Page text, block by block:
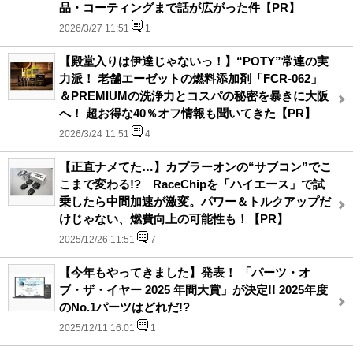
品・コーティングまで話が広がった件【PR】
2026/3/27 11:51 1
【殿堂入りは伊達じゃないっ！】“POTY”常連の実
力派！ 老舗エーゼットの燃料添加剤「FCR-062」
＆PREMIUMの洗浄力とコスパの秘密を暴きに大阪
へ！ 超お得な40％オフ情報も聞いてきた【PR】
2026/3/24 11:51 4
【正直ナメてた…】カプラーオンの“サブコン”でこ
こまで変わる!? RaceChipを「ハイエース」で試
乗したら中間加速が激変。パワー＆トルクアップだ
けじゃない、燃費向上の可能性も！【PR】
2025/12/26 11:51 7
【今年もやってきました】発表！ 「パーツ・オ
ブ・ザ・イヤー 2025 年間大賞」が決定!! 2025年度
のNo.1パーツはどれだ!?
2025/12/11 16:01 1